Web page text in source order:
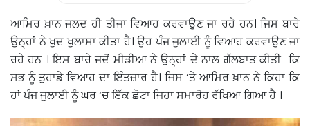
ਆਮਿਰ ਖ਼ਾਨ ਜਲਦ ਹੀ ਤੀਜਾ ਵਿਆਹ ਕਰਵਾਉਣ ਜਾ ਰਹੇ ਹਨ। ਜਿਸ ਬਾਰੇ
ਉਨ੍ਹਾਂ ਨੇ ਖੁਦ ਖੁਲਾਸਾ ਕੀਤਾ ਹੈ। ਉਹ ਪੰਜ ਜੁਲਾਈ ਨੂੰ ਵਿਆਹ ਕਰਵਾਉਣ ਜਾ
ਰਹੇ ਹਨ । ਇਸ ਬਾਰੇ ਜਦੋਂ ਮੀਡੀਆ ਨੇ ਉਨ੍ਹਾਂ ਦੇ ਨਾਲ ਗੱਲਬਾਤ ਕੀਤੀ ਕਿ
ਸਭ ਨੂੰ ਤੁਹਾਡੇ ਵਿਆਹ ਦਾ ਇੰਤਜ਼ਾਰ ਹੈ। ਜਿਸ ‘ਤੇ ਆਮਿਰ ਖ਼ਾਨ ਨੇ ਕਿਹਾ ਕਿ
ਹਾਂ ਪੰਜ ਜੁਲਾਈ ਨੂੰ ਘਰ ‘ਚ ਇੱਕ ਛੋਟਾ ਜਿਹਾ ਸਮਾਰੋਹ ਰੱਖਿਆ ਗਿਆ ਹੈ ।